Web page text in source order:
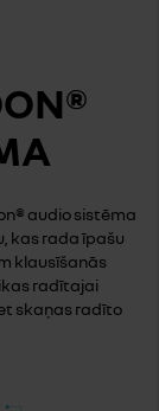
audio sistēma
kas rada īpašu
klausīšanās
radītajai
skaņas radīto